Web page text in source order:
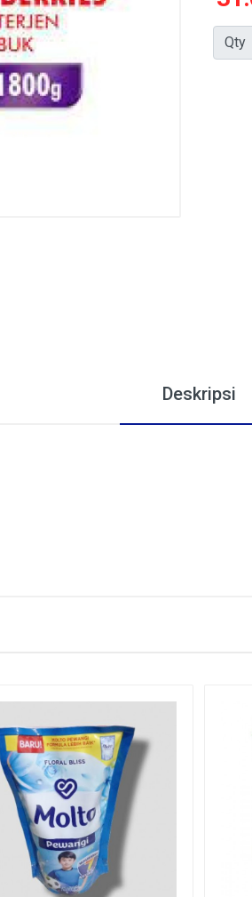
Qty
Deskripsi